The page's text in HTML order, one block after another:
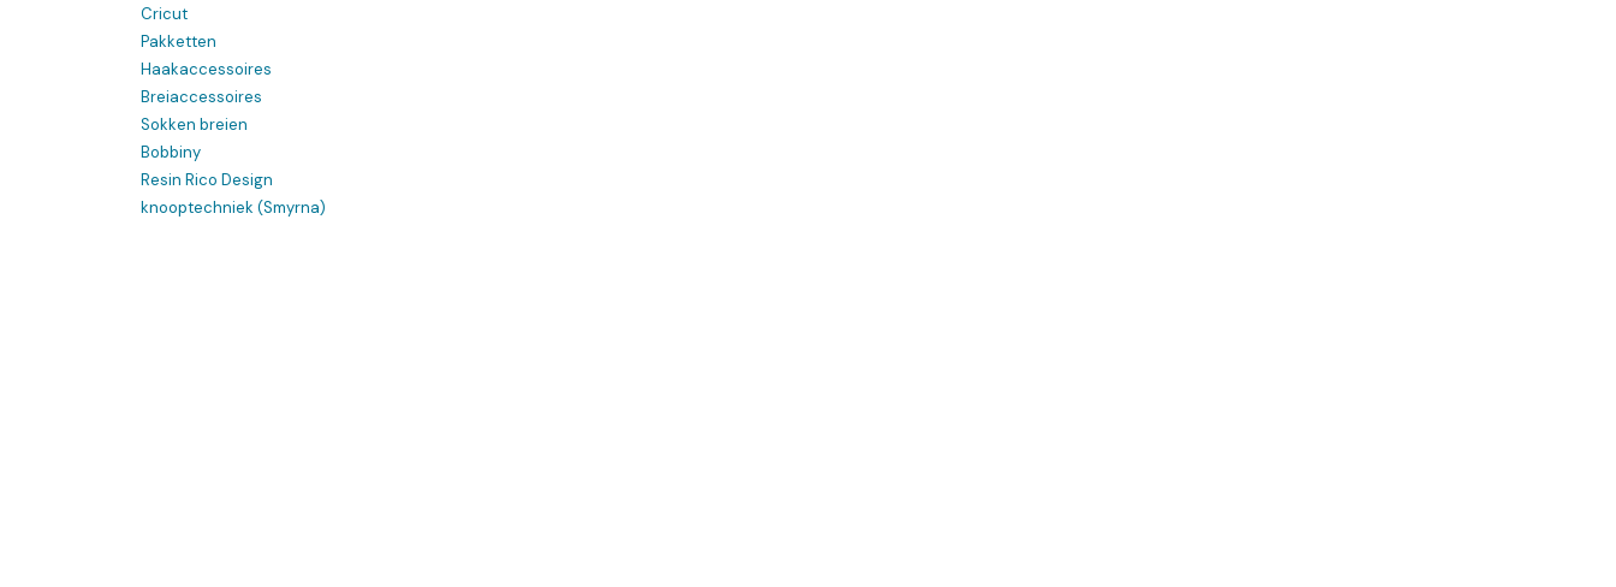
Cricut
Pakketten
Haakaccessoires
Breiaccessoires
Sokken breien
Bobbiny
Resin Rico Design
knooptechniek (Smyrna)